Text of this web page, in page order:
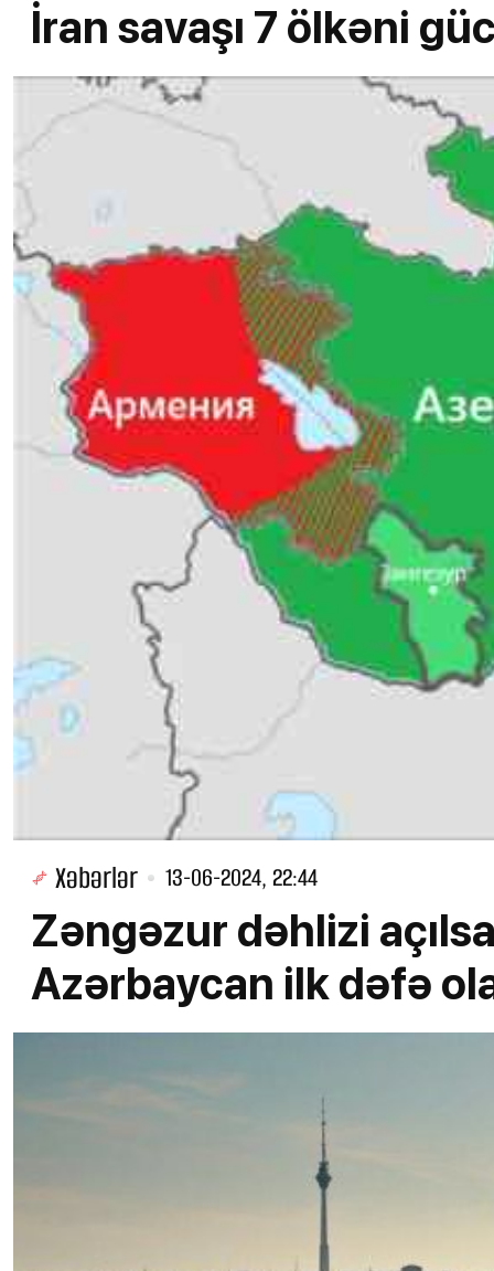
İran savaşı 7 ölkəni
Xəbərlər 13-06-2024, 22:44
Zəngəzur dəhlizi
Azərbaycan ilk dəfə